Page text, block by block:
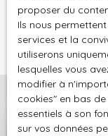
proposer du
Ils nous
services et la
utiliserons
lesquelles vous
modifier à
cookies″ en bas
essentiels à son
sur vos données